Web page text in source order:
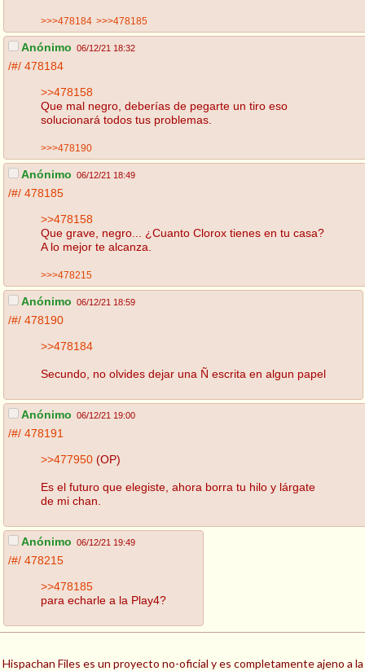
>>>478184 >>>478185
Anónimo 06/12/21 18:32
/#/ 478184
>>478158
Que mal negro, deberías de pegarte un tiro eso
solucionará todos tus problemas.
>>>478190
Anónimo 06/12/21 18:49
/#/ 478185
>>478158
Que grave, negro... ¿Cuanto Clorox tienes en tu casa?
A lo mejor te alcanza.
>>>478215
Anónimo 06/12/21 18:59
/#/ 478190
>>478184
Secundo, no olvides dejar una Ñ escrita en algun papel
Anónimo 06/12/21 19:00
/#/ 478191
>>477950 (OP)
Es el futuro que elegiste, ahora borra tu hilo y lárgate
de mi chan.
Anónimo 06/12/21 19:49
/#/ 478215
>>478185
para echarle a la Play4?
Hispachan Files es un proyecto no-oficial y es completamente ajeno a la